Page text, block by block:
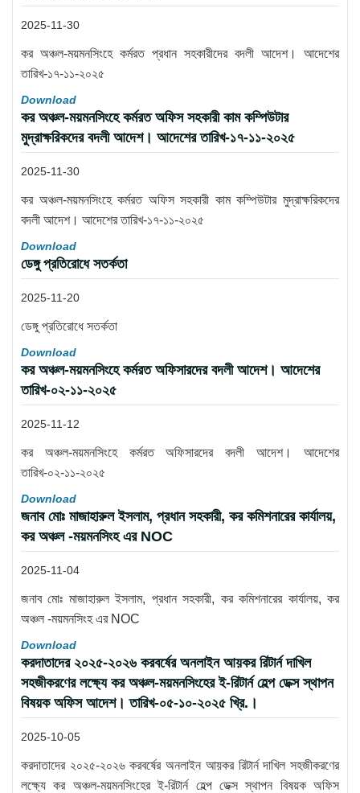
2025-11-30
কর অঞ্চল-ময়মনসিংহে কর্মরত প্রধান সহকারীদের বদলী আদেশ। আদেশের
তারিখ-১৭-১১-২০২৫
Download
কর অঞ্চল-ময়মনসিংহে কর্মরত অফিস সহকারী কাম কম্পিউটার
মুদ্রাক্ষরিকদের বদলী আদেশ। আদেশের তারিখ-১৭-১১-২০২৫
2025-11-30
কর অঞ্চল-ময়মনসিংহে কর্মরত অফিস সহকারী কাম কম্পিউটার মুদ্রাক্ষরিকদের
বদলী আদেশ। আদেশের তারিখ-১৭-১১-২০২৫
Download
ডেঙ্গু প্রতিরোধে সতর্কতা
2025-11-20
ডেঙ্গু প্রতিরোধে সতর্কতা
Download
কর অঞ্চল-ময়মনসিংহে কর্মরত অফিসারদের বদলী আদেশ। আদেশের
তারিখ-০২-১১-২০২৫
2025-11-12
কর অঞ্চল-ময়মনসিংহে কর্মরত অফিসারদের বদলী আদেশ। আদেশের
তারিখ-০২-১১-২০২৫
Download
জনাব মোঃ মাজাহারুল ইসলাম, প্রধান সহকারী, কর কমিশনারের কার্যালয়,
কর অঞ্চল -ময়মনসিংহ এর NOC
2025-11-04
জনাব মোঃ মাজাহারুল ইসলাম, প্রধান সহকারী, কর কমিশনারের কার্যালয়, কর
অঞ্চল -ময়মনসিংহ এর NOC
Download
করদাতাদের ২০২৫-২০২৬ করবর্ষের অনলাইন আয়কর রিটার্ন দাখিল
সহজীকরণের লক্ষ্যে কর অঞ্চল-ময়মনসিংহের ই-রিটার্ন হেল্প ডেক্স স্থাপন
বিষয়ক অফিস আদেশ। তারিখ-০৫-১০-২০২৫ খ্রি.।
2025-10-05
করদাতাদের ২০২৫-২০২৬ করবর্ষের অনলাইন আয়কর রিটার্ন দাখিল সহজীকরণের
লক্ষ্যে কর অঞ্চল-ময়মনসিংহের ই-রিটার্ন হেল্প ডেক্স স্থাপন বিষয়ক অফিস